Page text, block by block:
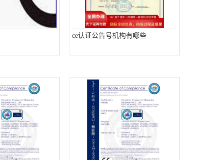
ce认证公告号机构有哪些